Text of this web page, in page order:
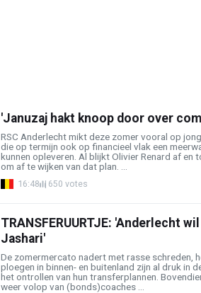
'Januzaj hakt knoop door over
RSC Anderlecht mikt deze zomer vooral op
die op termijn ook op financieel vlak een
kunnen opleveren. Al blijkt Olivier Renard af en
om af te wijken van dat plan. ...
16:48 650 votes
TRANSFERUURTJE: 'Anderlecht
Jashari'
De zomermercato nadert met rasse schreden,
ploegen in binnen- en buitenland zijn al druk in
het ontrollen van hun transferplannen.
weer volop van (bonds)coaches ...